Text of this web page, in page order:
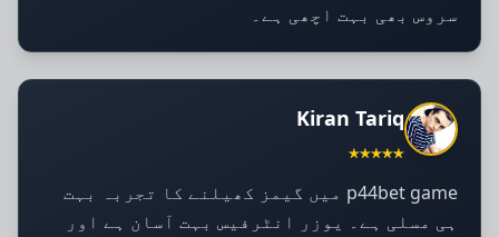
سروس بھی بہت اچھی ہے۔
Kiran Tariq
★★★★★
p44bet game میں گیمز کھیلنے کا تجربہ بہت
ہی مسلی ہے۔ یوزر انٹرفیس بہت آسان ہے اور